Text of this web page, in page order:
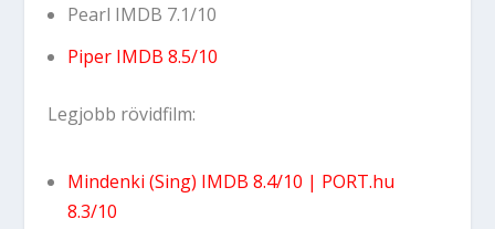
Pearl IMDB 7.1/10
Piper IMDB 8.5/10
Legjobb rövidfilm:
Mindenki (Sing) IMDB 8.4/10 | PORT.hu
8.3/10